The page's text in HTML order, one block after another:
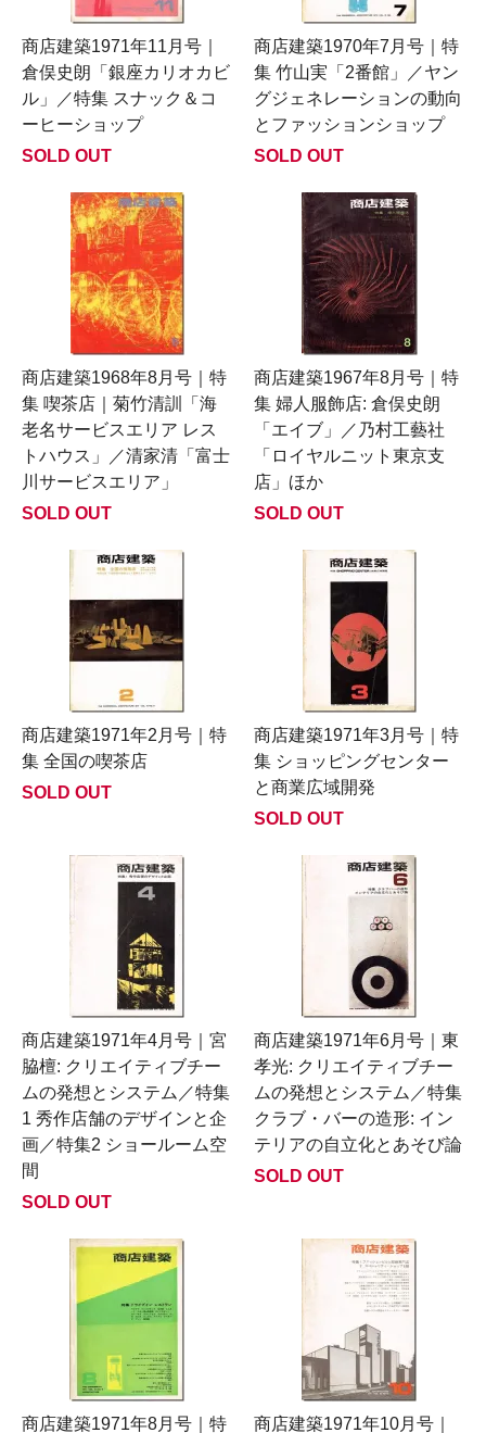
商店建築1971年11月号｜
倉俣史朗「銀座カリオカビ
ル」／特集 スナック＆コ
ーヒーショップ
SOLD OUT
商店建築1970年7月号｜特
集 竹山実「2番館」／ヤン
グジェネレーションの動向
とファッションショップ
SOLD OUT
商店建築1968年8月号｜特
集 喫茶店｜菊竹清訓「海
老名サービスエリア レス
トハウス」／清家清「富士
川サービスエリア」
SOLD OUT
商店建築1967年8月号｜特
集 婦人服飾店: 倉俣史朗
「エイブ」／乃村工藝社
「ロイヤルニット東京支
店」ほか
SOLD OUT
商店建築1971年2月号｜特
集 全国の喫茶店
SOLD OUT
商店建築1971年3月号｜特
集 ショッピングセンター
と商業広域開発
SOLD OUT
商店建築1971年4月号｜宮
脇檀: クリエイティブチー
ムの発想とシステム／特集
1 秀作店舗のデザインと企
画／特集2 ショールーム空
間
SOLD OUT
商店建築1971年6月号｜東
孝光: クリエイティブチー
ムの発想とシステム／特集
クラブ・バーの造形: イン
テリアの自立化とあそび論
SOLD OUT
商店建築1971年8月号｜特 商店建築1971年10月号｜